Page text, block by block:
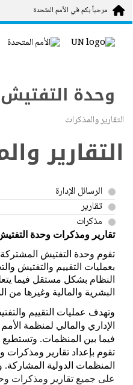
Skip to main content
مرحباً بكم في الأمم المتحدة
وحدة
التقارير والمذكرات
التقارير
الرسائل الإدارة
تقارير
مذكرات
تقارير ومذكرات وحدة
تقوم وحدة التفتيش
بعمليات التقييم والتفتيش
النظام بشكل مستقل فيما
البشرية والمالية وغيرها من
وتهدف عمليات التقييم
الإداري والمالي لمنظمة
فيما بين المنظمات.
تقوم بإعداد تقارير ومذكرات
المنظمات الدولية المشاركة.
على جميع تقارير ومذكرات